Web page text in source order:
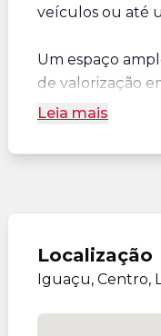
veículos ou até
Um espaço
de valorização
Leia mais
Localização
Iguaçu, Centro,